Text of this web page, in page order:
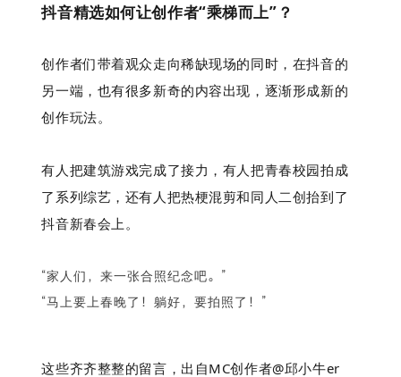
抖音精选如何让创作者“乘梯而上”？
创作者们带着观众走向稀缺现场的同时，在抖音的
另一端，也有很多新奇的内容出现，逐渐形成新的
创作玩法。
有人把建筑游戏完成了接力，有人把青春校园拍成
了系列综艺，还有人把热梗混剪和同人二创抬到了
抖音新春会上。
“家人们，来一张合照纪念吧。”
“马上要上春晚了！躺好，要拍照了！”
这些齐齐整整的留言，出自MC创作者@邱小牛er